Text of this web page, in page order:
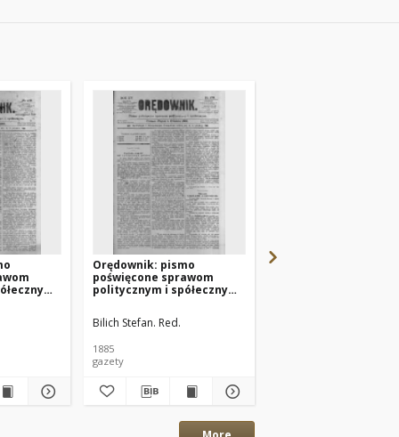
Orędownik: pismo
poświęcone sprawom
politycznym i spółecznym
Bilich Stefan. Red.
1885
gazety